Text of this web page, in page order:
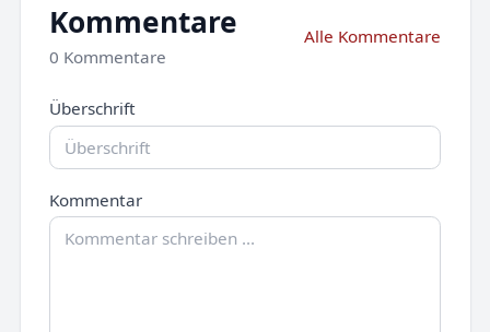
Kommentare
0 Kommentare
Alle Kommentare
Überschrift
Kommentar